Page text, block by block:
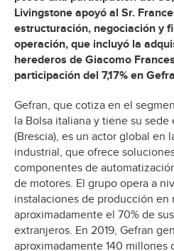
Livingstone apoyó al Sr.
estructuración, negociación y
operación, que incluyó la
herederos de Giacomo
participación del 7,17% en
Gefran, que cotiza en el
la Bolsa italiana y tiene su sede
(Brescia), es un actor global en
industrial, que ofrece
componentes de
de motores. El grupo opera a
instalaciones de producción
aproximadamente el 70% de
extranjeros. En 2019, Gefran
aproximadamente 140 millones